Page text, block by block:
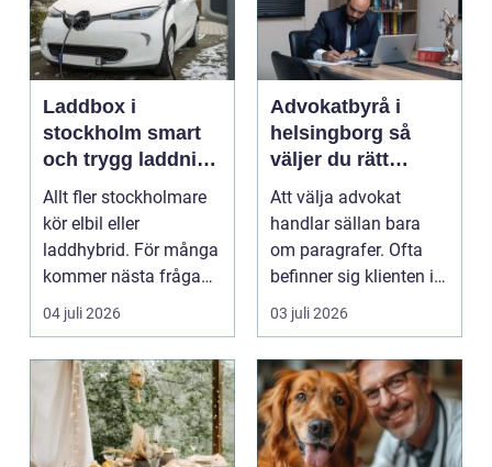
Laddbox i
stockholm smart
och trygg laddning
hemma och på
jobbet
Allt fler stockholmare
kör elbil eller
laddhybrid. För många
kommer nästa fråga
direkt: hur laddar m...
04 juli 2026
Advokatbyrå i
helsingborg så
väljer du rätt
juridiskt stöd
Att välja advokat
handlar sällan bara
om paragrafer. Ofta
befinner sig klienten i
en utsatt situatio...
03 juli 2026